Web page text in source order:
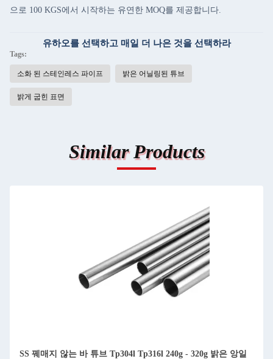
으로 100 KGS에서 시작하는 유연한 MOQ를 제공합니다.
유하오를 선택하고 매일 더 나은 것을 선택하라
Tags:
소화 된 스테인레스 파이프 밝은 어닐링된 튜브
밝게 굽힌 표면
Similar Products
SS 꿰매지 않는 바 튜브 Tp304l Tp316l 240g - 320g 밝은 앙일